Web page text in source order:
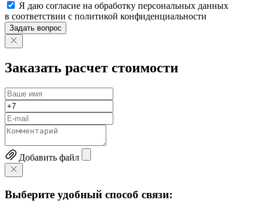
Я даю согласие на обработку персональных данных
в соответствии с политикой конфиденциальности
Задать вопрос
Заказать расчет стоимости
Добавить файл
Выберите удобный способ связи: